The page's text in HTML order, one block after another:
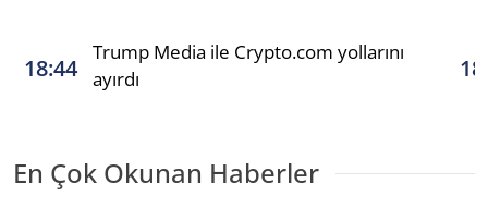
18:44
Trump Media ile Crypto.com yollarını
ayırdı
En Çok Okunan Haberler